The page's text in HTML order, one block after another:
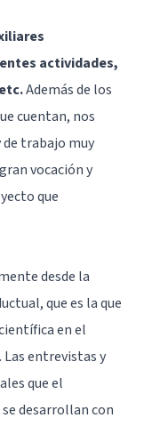
actividades,
Además de los
cuentan, nos
trabajo muy
vocación y
que
desde la
que es la que
en el
entrevistas y
que el
desarrollan con